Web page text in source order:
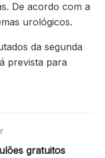
De acordo com a
urológicos.
da segunda
prevista para
gratuitos